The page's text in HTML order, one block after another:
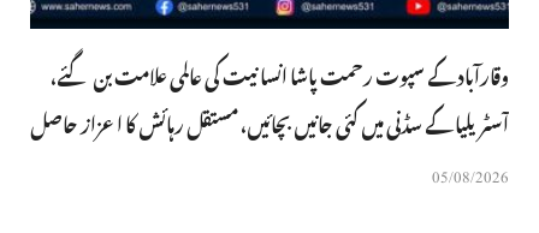
وقارآباد کے سپوت رحمت پاشا انسانیت کی عالمی علامت بن گئے،
آسٹریلیا کے سڈنی میں کئی جانیں بچائیں، مستقل رہائش کا اعزاز حاصل
05/08/2026